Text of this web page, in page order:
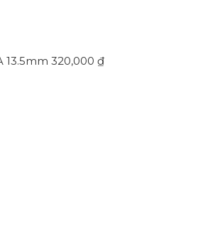
13.5mm 320,000 ₫